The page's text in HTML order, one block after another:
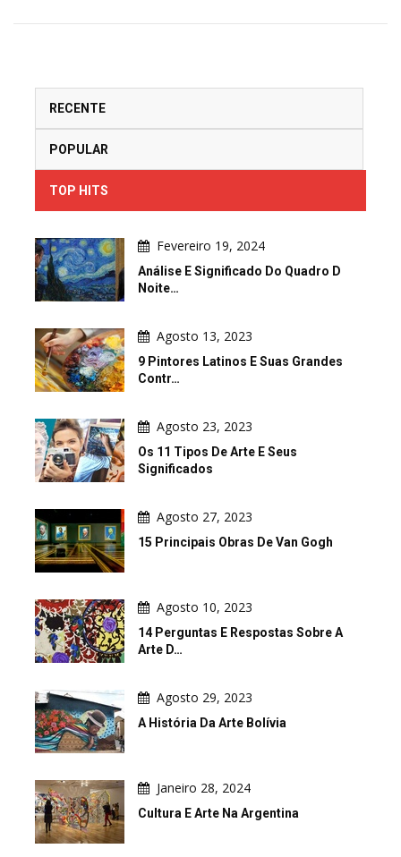
RECENTE
POPULAR
TOP HITS
Fevereiro 19, 2024
Análise E Significado Do Quadro D
Noite…
Agosto 13, 2023
9 Pintores Latinos E Suas Grandes
Contr…
Agosto 23, 2023
Os 11 Tipos De Arte E Seus
Significados
Agosto 27, 2023
15 Principais Obras De Van Gogh
Agosto 10, 2023
14 Perguntas E Respostas Sobre A
Arte D…
Agosto 29, 2023
A História Da Arte Bolívia
Janeiro 28, 2024
Cultura E Arte Na Argentina